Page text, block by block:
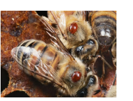
yağışın qısamüddətli leysan
xarakterli olacağı, şimşək çaxacağı,
dol